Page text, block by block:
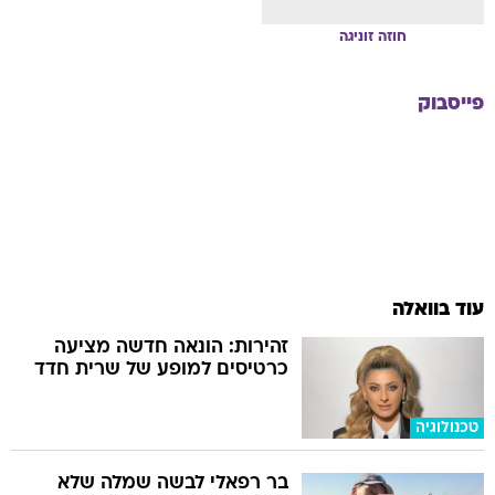
חוזה זוניגה
פייסבוק
עוד בוואלה
טכנולוגיה
זהירות: הונאה חדשה מציעה
כרטיסים למופע של שרית חדד
בר רפאלי לבשה שמלה שלא